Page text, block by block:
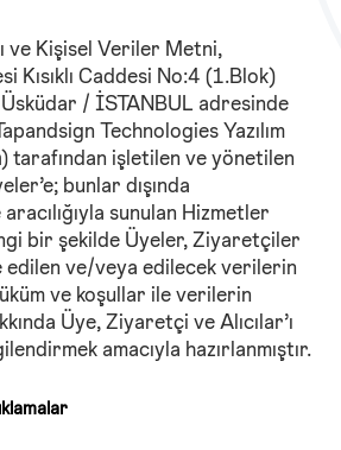
ve Kişisel Veriler Metni,
Kısıklı Caddesi No:4 (1.Blok)
/ İSTANBUL adresinde
Technologies Yazılım
) tarafından işletilen ve yönetilen
bunlar dışında
aracılığıyla sunulan Hizmetler
bir şekilde Üyeler, Ziyaretçiler
edilen ve/veya edilecek verilerin
ve koşullar ile verilerin
Üye, Ziyaretçi ve Alıcılar’ı
amacıyla hazırlanmıştır.